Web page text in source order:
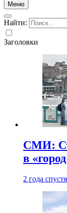
Меню
Найти:
Заголовки
СМИ:
в
2 года спустя